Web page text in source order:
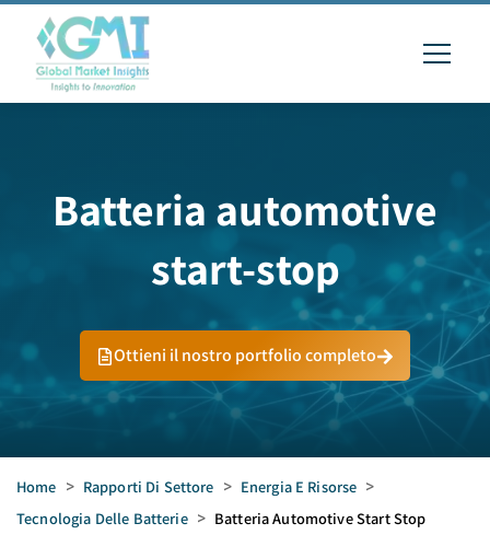
Batteria automotive
start-stop
Ottieni il nostro portfolio completo
Home > Rapporti Di Settore > Energia E Risorse >
Tecnologia Delle Batterie > Batteria Automotive Start Stop